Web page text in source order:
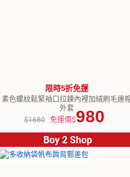
限時5折免運
素色螺紋鬆緊袖口拉鍊內裡加絨刷毛連
外套
$1680 免運價$980
Boy 2 Shop